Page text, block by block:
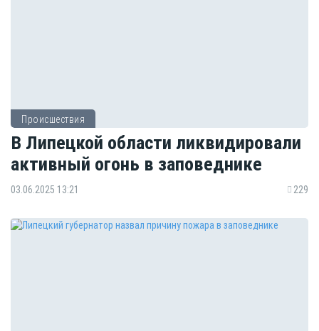
Происшествия
В Липецкой области ликвидировали
активный огонь в заповеднике
03.06.2025 13:21 229